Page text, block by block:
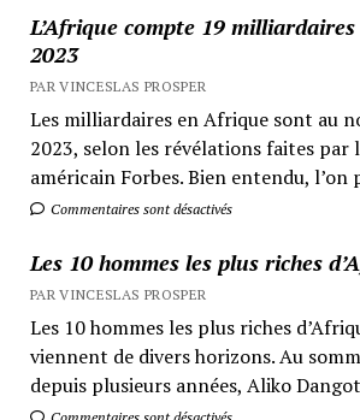
L’Afrique compte 19
2023
PAR VINCESLAS PROSPER
Les milliardaires en Afrique sont au
2023, selon les révélations faites par
américain Forbes. Bien entendu, l’on
Commentaires sont désactivés
Les 10 hommes les plus riches
PAR VINCESLAS PROSPER
Les 10 hommes les plus riches
viennent de divers horizons. Au
depuis plusieurs années, Aliko